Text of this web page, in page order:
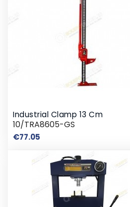
Industrial Clamp 13 Cm
10/TRA8605-GS
€77.05